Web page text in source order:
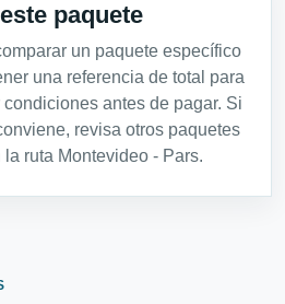
paquete
un paquete específico
una referencia de total para
antes de pagar. Si
revisa otros paquetes
ruta Montevideo - Pars.